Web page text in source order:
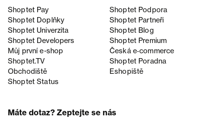
Shoptet Pay
Shoptet Podpora
Shoptet Doplňky
Shoptet Partneři
Shoptet Univerzita
Shoptet Blog
Shoptet Developers
Shoptet Premium
Můj první e-shop
Česká e‑commerce
Shoptet.TV
Shoptet Poradna
Obchodiště
Eshopiště
Shoptet Status
Máte dotaz? Zeptejte se nás